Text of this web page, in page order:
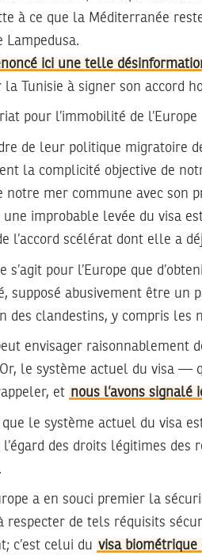
à ce que la Méditerranée
Lampedusa.
ici une telle
la Tunisie à signer son accord
pour l’immobilité de l’Europe
de leur politique migratoire
la complicité objective de
notre mer commune avec son
une improbable levée du visa
l’accord scélérat dont elle a
s’agit pour l’Europe que
supposé abusivement être un
des clandestins, y compris les
envisager raisonnablement
le système actuel du visa —
et nous l’avons signalé
le système actuel du visa
l’égard des droits légitimes
a en souci premier la
respecter de tels réquisits
c’est celui du visa